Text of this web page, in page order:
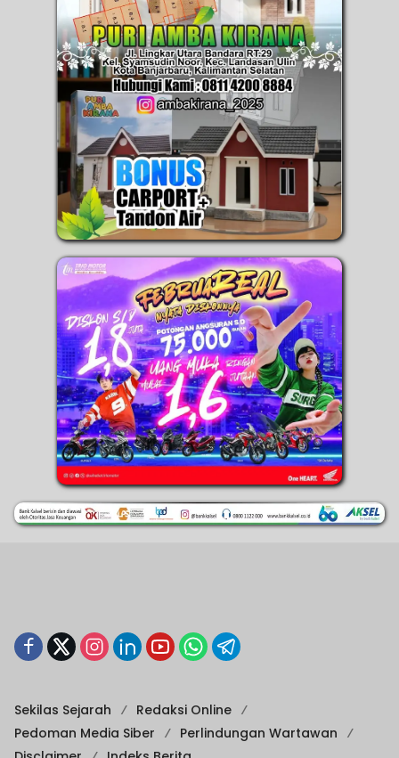
Sekilas Sejarah
Redaksi Online
Pedoman Media Siber
Perlindungan Wartawan